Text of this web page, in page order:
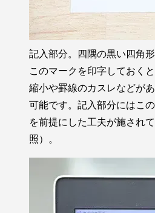
記入部分。四隅の黒い四角
このマークを印字しておく
縮小や罫線のカスレなどが
可能です。記入部分にはこ
を前提にした工夫が施され
照）。